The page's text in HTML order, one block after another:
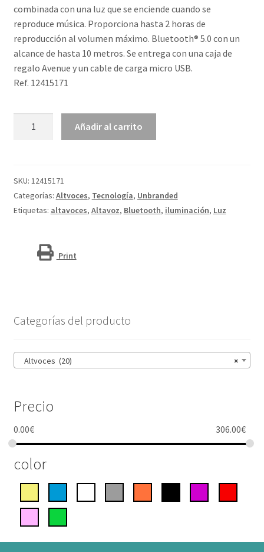
combinada con una luz que se enciende cuando se
reproduce música. Proporciona hasta 2 horas de
reproducción al volumen máximo. Bluetooth® 5.0 con un
alcance de hasta 10 metros. Se entrega con una caja de
regalo Avenue y un cable de carga micro USB.
Ref. 12415171
Bluetooth®
y
luz
Añadir al carrito
SKU: 12415171
Categorías: Altvoces, Tecnología, Unbranded
Etiquetas: altavoces, Altavoz, Bluetooth, iluminación, Luz
Print
Categorías del producto
×
Altvoces (20)
Precio
0.00€ 306.00€
color